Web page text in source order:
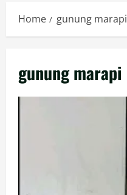
Home gunung marapi
gunung marapi